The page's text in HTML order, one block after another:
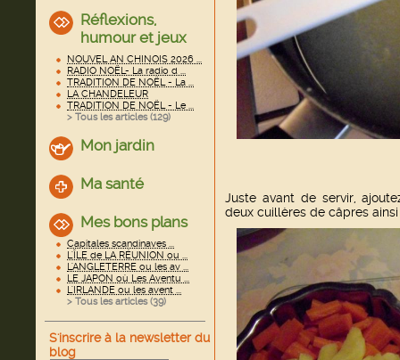
Réflexions,
humour et jeux
NOUVEL AN CHINOIS 2026 ...
RADIO NOËL- La radio d ...
TRADITION DE NOËL - La ...
LA CHANDELEUR
TRADITION DE NOËL - Le ...
> Tous les articles (129)
Mon jardin
Ma santé
Mes bons plans
Capitales scandinaves ...
L'ÎLE de LA RÉUNION ou ...
L'ANGLETERRE ou les av ...
LE JAPON où Les Aventu ...
L'IRLANDE ou les avent ...
> Tous les articles (39)
S'inscrire à la newsletter du
blog
Juste avant de servir,
deux cuillères de câpres